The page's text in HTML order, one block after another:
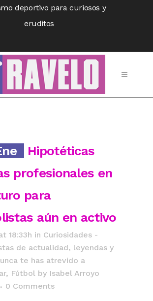
deportivo para curiosos y
eruditos
Hipotéticas
profesionales en
para
aún en activo
18:33h in Curiosidades -
de actualidad, leyendas y
te has atrevido a
, Fútbol by Isabel Arroyo
0 Comments